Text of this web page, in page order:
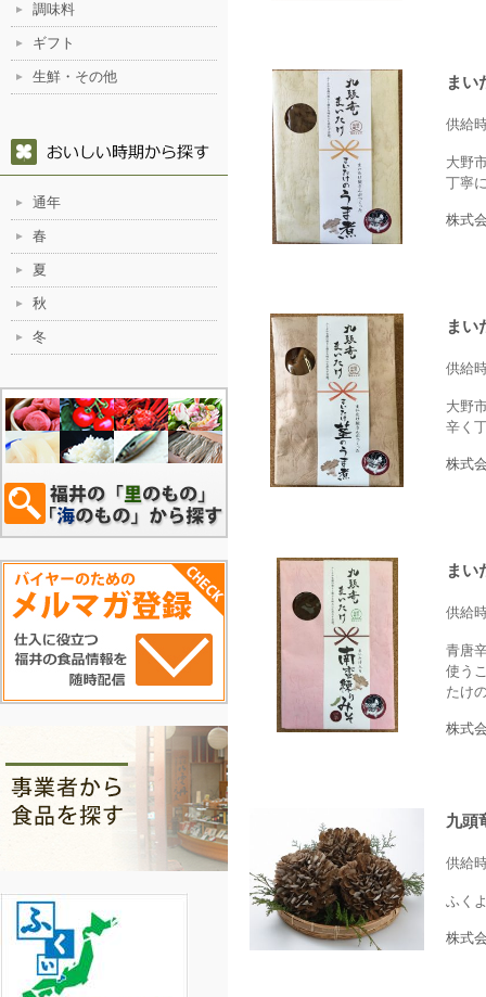
まい
供給
大野
丁寧
株式
まい
供給
大野
辛く
株式
ま
供給
青唐
使う
たけ
株式
九頭
供給
ふく
株式
調味料
ギフト
生鮮・その他
通年
春
夏
秋
冬